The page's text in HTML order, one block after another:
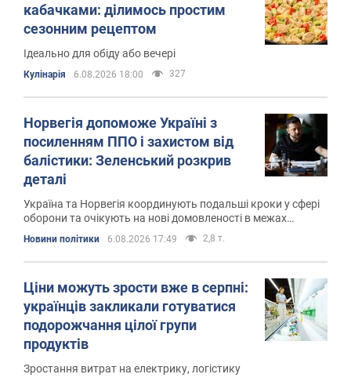
кабачками: ділимось простим
сезонним рецептом
Ідеально для обіду або вечері
Кулінарія 6.08.2026 18:00 327
Норвегія допоможе Україні з
посиленням ППО і захистом від
балістики: Зеленський розкрив
деталі
Україна та Норвегія координують подальші кроки у сфері
оборони та очікують на нові домовленості в межах
стратегічного партнерства
Новини політики 6.08.2026 17:49 2,8 т.
Ціни можуть зрости вже в серпні:
українців закликали готуватися
подорожчання цілої групи
продуктів
Зростання витрат на електрику, логістику